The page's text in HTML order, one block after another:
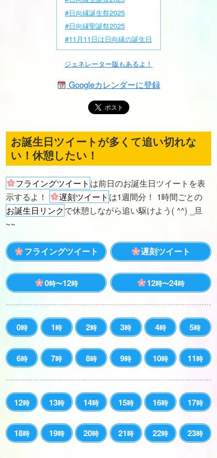
#日向縁誕生祭2025
#日向縁聖誕祭2025
#11月11日は日向縁の誕生日
ジェネレーター版もあるよ！
Googleカレンダーに登録
お誕生日ツイートが多くて追い切れな
い！休憩したい！
フライングツイート は前日のお誕生日ツイートを表
示するよ！
遅刻ツイート は1週間分！ 1時間ごとの
お誕生日リンク で休憩しながら追い駆けよう( ^^) _旦
~~
フライングツイート 遅刻ツイート
0時〜12時 12時〜24時
0時 1時 2時 3時 4時 5時
6時 7時 8時 9時 10時 11時
12時 13時 14時 15時 16時 17時
18時 19時 20時 21時 22時 23時